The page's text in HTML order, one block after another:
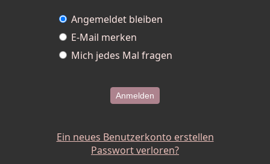
Angemeldet bleiben
E-Mail merken
Mich jedes Mal fragen
Anmelden
Ein neues Benutzerkonto erstellen
Passwort verloren?